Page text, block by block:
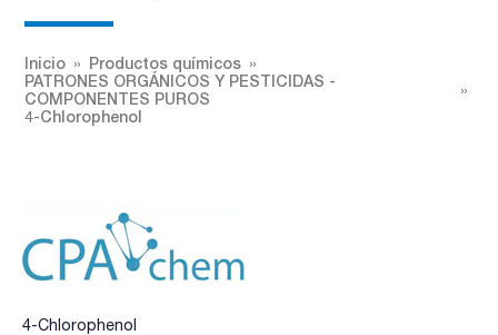
Inicio
Productos químicos
PATRONES ORGÁNICOS Y PESTICIDAS -
COMPONENTES PUROS
4-Chlorophenol
4-Chlorophenol